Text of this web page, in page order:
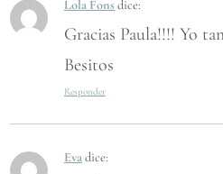
Lola Fonsdice:
Gracias Paula!!!! Yo
Besitos
Responder
Evadice: